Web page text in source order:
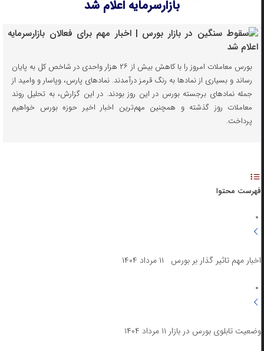
بازارسرمایه اعلام شد
بورس معاملات امروز را با کاهش بیش از ۲۶ هزار واحدی در شاخص کل به پایان
رساند و بسیاری از نمادها به رنگ قرمز درآمدند. نمادهای پارس، وپاسار و وامید از
جمله نمادهای برجسته بورس در این روز بودند. در این گزارش، به تحلیل روند
معاملات روز گذشته و همچنین مهم‌ترین اخبار اخیر حوزه بورس خواهیم
پرداخت.
فهرست محتوا
اخبار مهم تاثیر گذار بر بورس ۱۱ مرداد ۱۴۰۴
وضعیت تابلوی بورس در بازار ۱۱ مرداد ۱۴۰۴